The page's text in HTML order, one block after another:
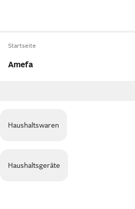
Startseite
Amefa
Haushaltswaren
Haushaltsgeräte